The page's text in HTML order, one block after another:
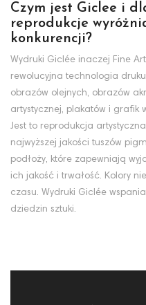
Czym jest Giclee i
reprodukcje
konkurencji?
Wydruki Giclée inaczej Fine
rewolucyjna technologia
obrazów olejnych, obrazów
artystycznej, plakatów i grafik
Jest to reprodukcja
najwyższej jakości tuszów
podłoży, które zapewniają
ich jakość i trwałość. Kolory
czasu. Wydruki Giclée
dziedzin sztuki.